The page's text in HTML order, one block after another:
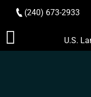
Saltar
(240) 673-2933
U.S.